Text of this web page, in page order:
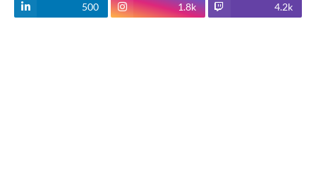
500 1.8k 4.2k